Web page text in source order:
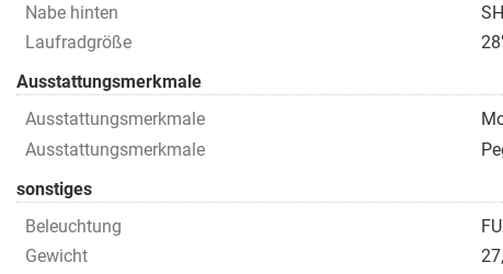
Nabe hinten
Laufradgröße
Ausstattungsmerkmale
Ausstattungsmerkmale
Ausstattungsmerkmale
sonstiges
Beleuchtung
Gewicht